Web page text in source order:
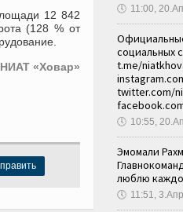
12 842
(128 % от
«Ховар»
🕔 11:00,
социальных
t.me/
twitter.com/
🕔 10:55,
Эмомали
люблю
🕔 11:51,